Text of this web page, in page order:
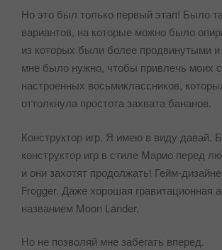
Но это был только первый этап! Было
вариантов, на которые можно было
из которых были более продвинутыми и
мне было нужно, чтобы привлечь моих
настроенных восьмиклассников,
оттолкнула простота захвата бананов.
Конструктор игр. Я имею в виду давай.
конструктор игр в стиле Марио перед
и они захотят продолжать! Гейм-
Frogger. Даже хорошая гравитационная
названием Moon Lander.
Но не позволяй мне забегать вперед.